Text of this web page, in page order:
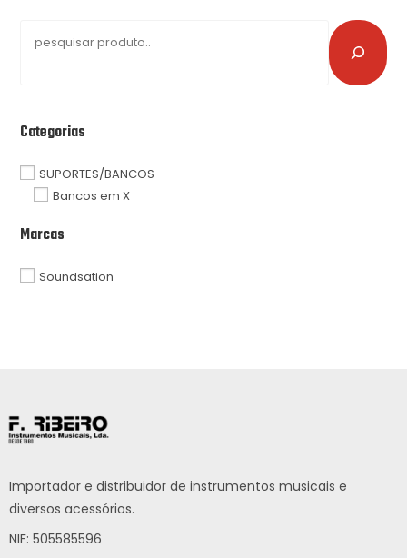
Categorias
SUPORTES/BANCOS
Bancos em X
Marcas
Soundsation
Importador e distribuidor de instrumentos musicais e
diversos acessórios.
NIF: 505585596